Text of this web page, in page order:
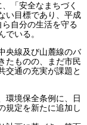
「安全なまちづく
い目標であり、平成
自分の生活を守る
いる。
央線及び山麓線のバ
たものの、まだ市民
交通の充実が課題と
環境保全条例に、日
規定を新たに追加し